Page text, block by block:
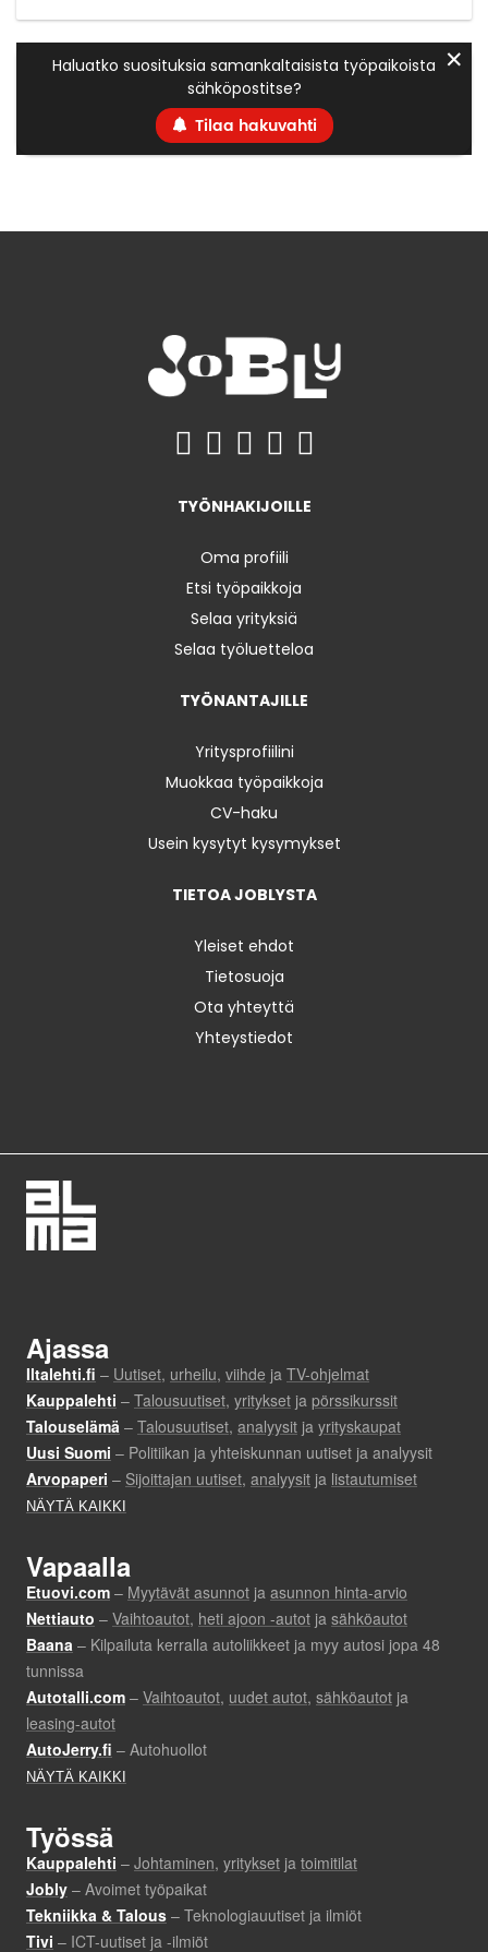
Haluatko suosituksia samankaltaisista työpaikoista
sähköpostitse?
Tilaa hakuvahti
✕
TYÖNHAKIJOILLE
Oma profiili
Etsi työpaikkoja
Selaa yrityksiä
Selaa työluetteloa
TYÖNANTAJILLE
Yritysprofiilini
Muokkaa työpaikkoja
CV-haku
Usein kysytyt kysymykset
TIETOA JOBLYSTA
Yleiset ehdot
Tietosuoja
Ota yhteyttä
Yhteystiedot